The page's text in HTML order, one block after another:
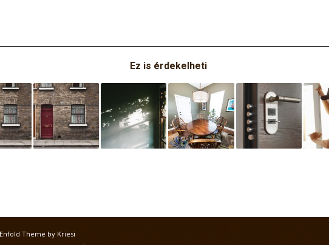
Ez is érdekelheti
Enfold Theme by Kriesi